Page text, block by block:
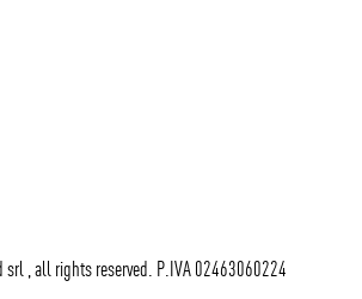
, all rights reserved. P.IVA 02463060224